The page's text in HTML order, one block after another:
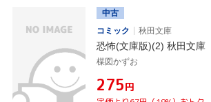
中古
コミック
秋田文庫
恐怖(文庫版)(2) 秋田文庫
楳図かずお
¥275円